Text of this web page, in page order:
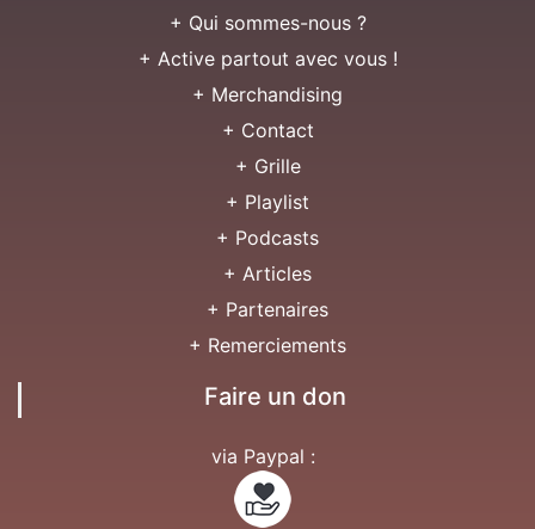
+ Qui sommes-nous ?
+ Active partout avec vous !
+ Merchandising
+ Contact
+ Grille
+ Playlist
+ Podcasts
+ Articles
+ Partenaires
+ Remerciements
Faire un don
via Paypal :